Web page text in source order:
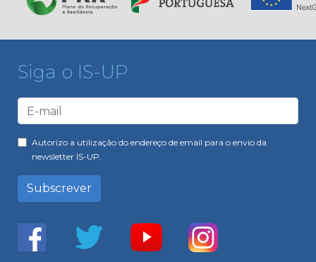
Siga o IS-UP
Autorizo a utilização do endereço de email para o envio da
newsletter IS-UP.